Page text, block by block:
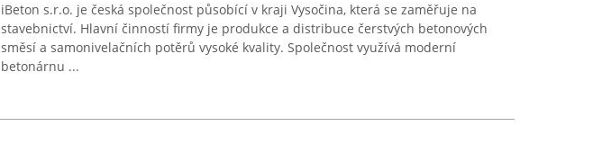
iBeton s.r.o. je česká společnost působící v kraji Vysočina, která se zaměřuje na
stavebnictví. Hlavní činností firmy je produkce a distribuce čerstvých betonových
směsí a samonivelačních potěrů vysoké kvality. Společnost využívá moderní
betonárnu ...